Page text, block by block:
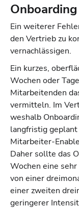
Onboarding
Ein weiterer
den Vertrieb zu
vernachlässigen.
Ein kurzes,
Wochen oder
Mitarbeitenden
vermitteln. Im
weshalb
langfristig
Mitarbeiter-
Daher sollte das
Wochen eine
von einer
einer zweiten
geringerer